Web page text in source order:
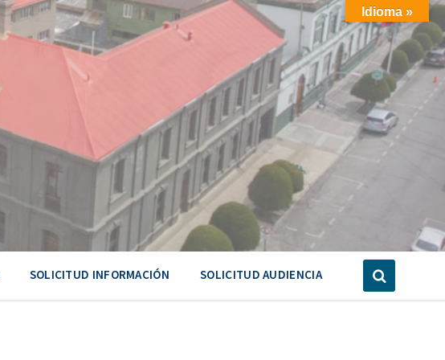
SOLICITUD INFORMACIÓN SOLICITUD AUDIENCIA
Idioma »